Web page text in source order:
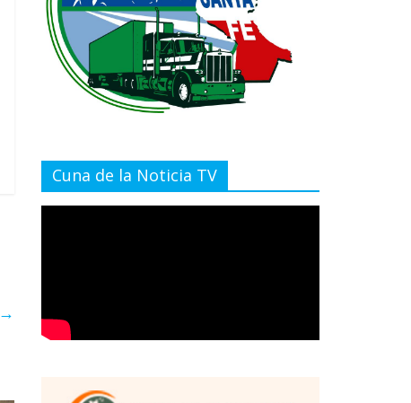
→
Cuna de la Noticia TV